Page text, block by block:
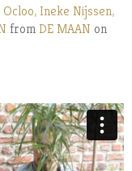
Ineke Nijssen,
from DE MAAN on